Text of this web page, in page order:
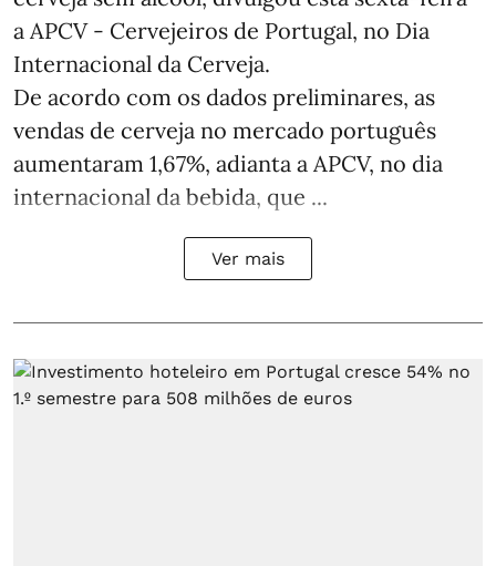
a APCV - Cervejeiros de Portugal, no Dia
Internacional da Cerveja.
De acordo com os dados preliminares, as
vendas de cerveja no mercado português
aumentaram 1,67%, adianta a APCV, no dia
internacional da bebida, que ...
Ver mais